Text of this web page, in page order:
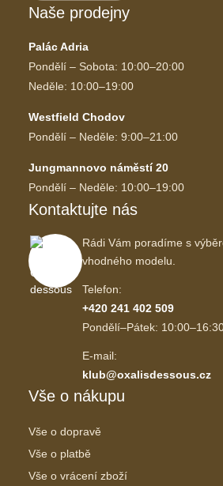
Naše prodejny
Palác Adria
Pondělí – Sobota: 10:00–20:00
Neděle: 10:00–19:00
Westfield Chodov
Pondělí – Neděle: 9:00–21:00
Jungmannovo náměstí 20
Pondělí – Neděle: 10:00–19:00
Kontaktujte nás
Rádi Vám poradíme s
vhodného modelu.
Telefon:
+420 241 402 509
Pondělí–Pátek:
E-mail:
klub@oxalisdessous.cz
Vše o nákupu
Vše o dopravě
Vše o platbě
Vše o vrácení zboží